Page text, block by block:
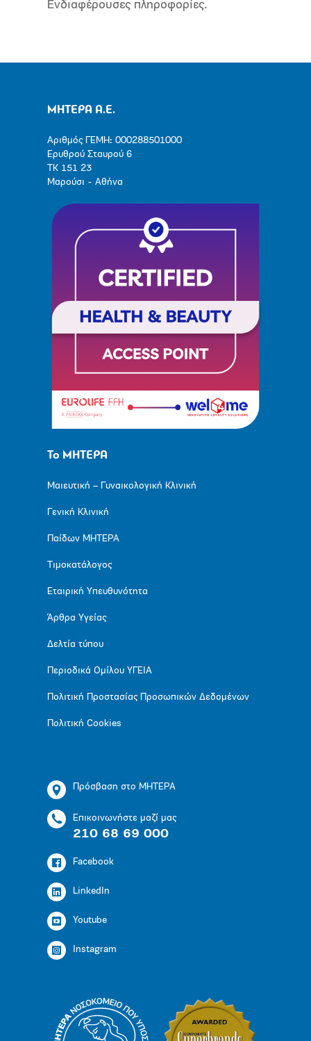
Ενδιαφέρουσες πληροφορίες.
ΜΗΤΕΡΑ Α.Ε.
Αριθμός ΓΕΜΗ: 000288501000
Ερυθρού Σταυρού 6
ΤΚ 151 23
Μαρούσι - Αθήνα
Το ΜΗΤΕΡΑ
Μαιευτική – Γυναικολογική Κλινική
Γενική Κλινική
Παίδων ΜΗΤΕΡΑ
Τιμοκατάλογος
Εταιρική Υπευθυνότητα
Άρθρα Υγείας
Δελτία τύπου
Περιοδικά Ομίλου ΥΓΕΙΑ
Πολιτική Προστασίας Προσωπικών Δεδομένων
Πολιτική Cookies
Πρόσβαση στο ΜΗΤΕΡΑ
Επικοινωνήστε μαζί μας
210 68 69 000
Facebook
LinkedIn
Youtube
Instagram